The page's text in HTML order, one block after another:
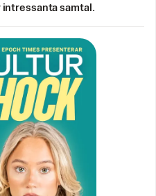
samtal.